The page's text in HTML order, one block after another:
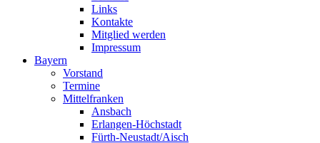
Links
Kontakte
Mitglied werden
Impressum
Bayern
Vorstand
Termine
Mittelfranken
Ansbach
Erlangen-Höchstadt
Fürth-Neustadt/Aisch